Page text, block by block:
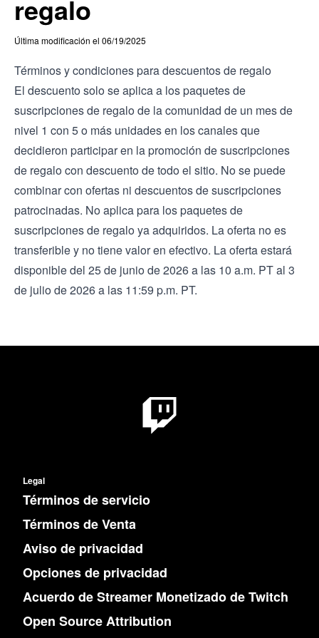
regalo
Última modificación el 06/19/2025
Términos y condiciones para descuentos de regalo
El descuento solo se aplica a los paquetes de
suscripciones de regalo de la comunidad de un mes de
nivel 1 con 5 o más unidades en los canales que
decidieron participar en la promoción de suscripciones
de regalo con descuento de todo el sitio. No se puede
combinar con ofertas ni descuentos de suscripciones
patrocinadas. No aplica para los paquetes de
suscripciones de regalo ya adquiridos. La oferta no es
transferible y no tiene valor en efectivo. La oferta estará
disponible del 25 de junio de 2026 a las 10 a.m. PT al 3
de julio de 2026 a las 11:59 p.m. PT.
Legal
Términos de servicio
Términos de Venta
Aviso de privacidad
Opciones de privacidad
Acuerdo de Streamer Monetizado de Twitch
Open Source Attribution